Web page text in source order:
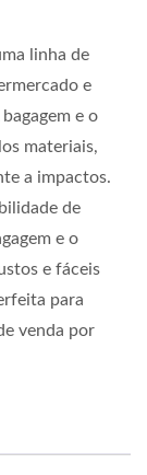
Da
linha de
e
e o
materiais,
a impactos.
de
e o
e fáceis
para
venda por